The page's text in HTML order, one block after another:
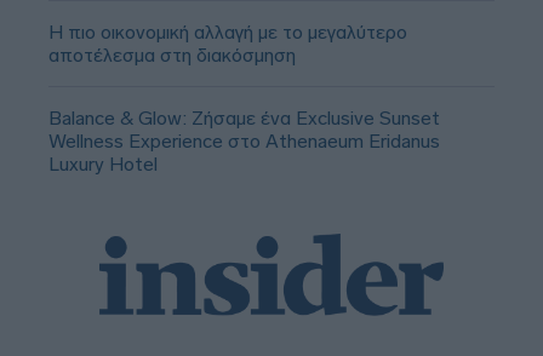
Η πιο οικονομική αλλαγή με το μεγαλύτερο
αποτέλεσμα στη διακόσμηση
Balance & Glow: Ζήσαμε ένα Exclusive Sunset
Wellness Experience στο Athenaeum Eridanus
Luxury Hotel